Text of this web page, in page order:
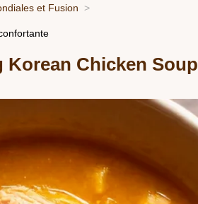
et Fusion
Korean Chicken Soup